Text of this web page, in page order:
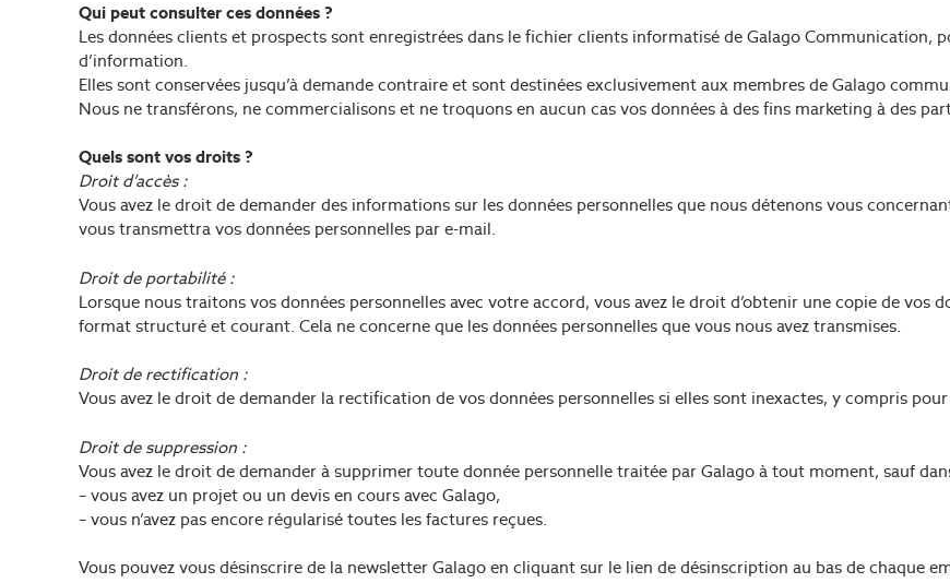
Qui peut consulter ces données ?
Les données clients et prospects sont enregistrées dans le fichier clients informatisé de Galago
d’information.
Elles sont conservées jusqu’à demande contraire et sont destinées exclusivement aux membres de Galago
Nous ne transférons, ne commercialisons et ne troquons en aucun cas vos données à des fins marketing à des
Quels sont vos droits ?
Droit d’accès :
Vous avez le droit de demander des informations sur les données personnelles que nous détenons vous
vous transmettra vos données personnelles par e-mail.
Droit de portabilité :
Lorsque nous traitons vos données personnelles avec votre accord, vous avez le droit d’obtenir une copie de vos
format structuré et courant. Cela ne concerne que les données personnelles que vous nous avez transmises.
Droit de rectification :
Vous avez le droit de demander la rectification de vos données personnelles si elles sont inexactes, y compris
Droit de suppression :
Vous avez le droit de demander à supprimer toute donnée personnelle traitée par Galago à tout moment, sauf
– vous avez un projet ou un devis en cours avec Galago,
– vous n’avez pas encore régularisé toutes les factures reçues.
Vous pouvez vous désinscrire de la newsletter Galago en cliquant sur le lien de désinscription au bas de chaque